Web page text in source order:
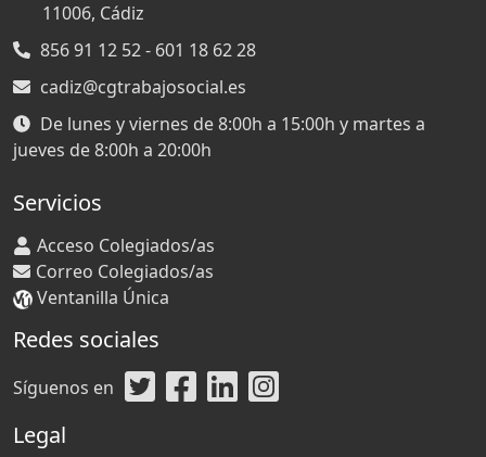
11006, Cádiz
856 91 12 52 - 601 18 62 28
cadiz@cgtrabajosocial.es
De lunes y viernes de 8:00h a 15:00h y martes a
jueves de 8:00h a 20:00h
Servicios
Acceso Colegiados/as
Correo Colegiados/as
Ventanilla Única
Redes sociales
Síguenos en
Legal